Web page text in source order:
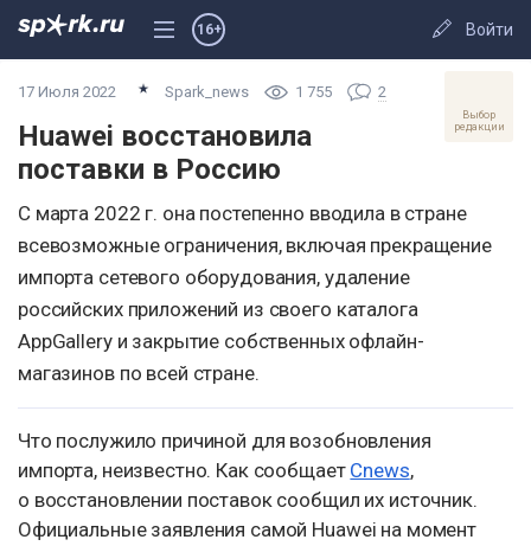
Войти
16+
Выбор
редакции
17 Июля 2022 Spark_news 1 755 2
Huawei восстановила
поставки в Россию
С марта 2022 г. она постепенно вводила в стране
всевозможные ограничения, включая прекращение
импорта сетевого оборудования, удаление
российских приложений из своего каталога
AppGallery и закрытие собственных офлайн-
магазинов по всей стране.
Что послужило причиной для возобновления
импорта, неизвестно. Как сообщает Cnews,
о восстановлении поставок сообщил их источник.
Официальные заявления самой Huawei на момент